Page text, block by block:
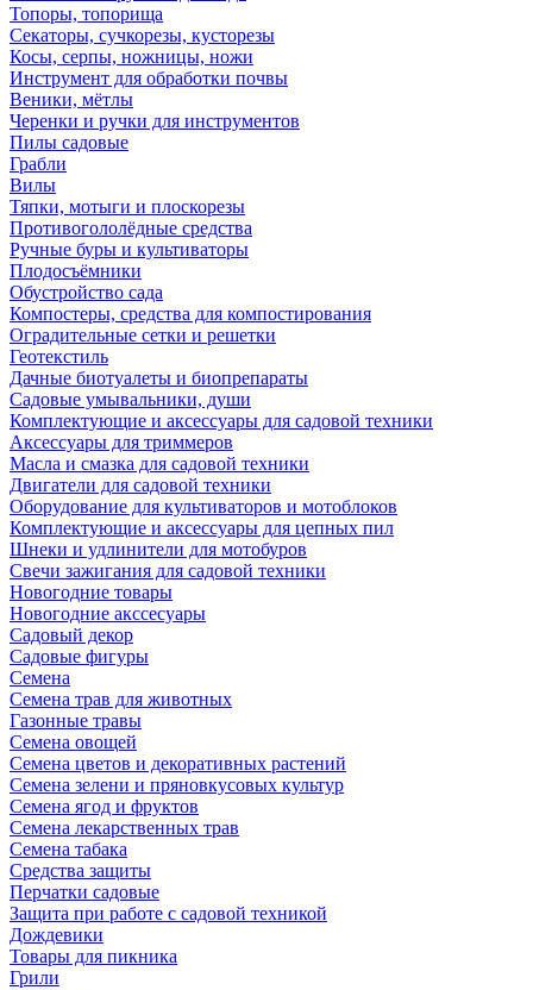
Топоры, топорища
Секаторы, сучкорезы, кусторезы
Косы, серпы, ножницы, ножи
Инструмент для обработки почвы
Веники, мётлы
Черенки и ручки для инструментов
Пилы садовые
Грабли
Вилы
Тяпки, мотыги и плоскорезы
Противогололёдные средства
Ручные буры и культиваторы
Плодосъёмники
Обустройство сада
Компостеры, средства для компостирования
Оградительные сетки и решетки
Геотекстиль
Дачные биотуалеты и биопрепараты
Садовые умывальники, души
Комплектующие и аксессуары для садовой техники
Аксессуары для триммеров
Масла и смазка для садовой техники
Двигатели для садовой техники
Оборудование для культиваторов и мотоблоков
Комплектующие и аксессуары для цепных пил
Шнеки и удлинители для мотобуров
Свечи зажигания для садовой техники
Новогодние товары
Новогодние акссесуары
Садовый декор
Садовые фигуры
Семена
Семена трав для животных
Газонные травы
Семена овощей
Семена цветов и декоративных растений
Семена зелени и пряновкусовых культур
Семена ягод и фруктов
Семена лекарственных трав
Семена табака
Средства защиты
Перчатки садовые
Защита при работе с садовой техникой
Дождевики
Товары для пикника
Грили